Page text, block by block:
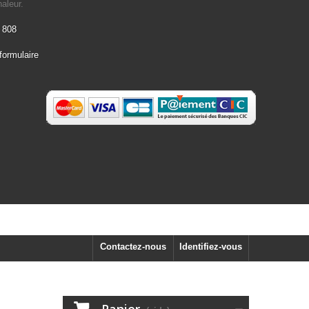
808
Identifiez-vous
Contactez-nous